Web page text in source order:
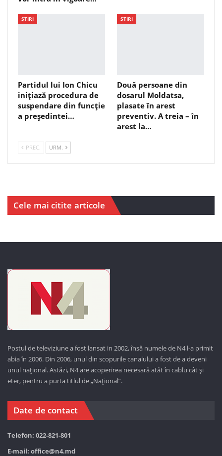
STIRI
Partidul lui Ion Chicu
inițiază procedura de
suspendare din funcție
a președintei…
STIRI
Două persoane din
dosarul Moldatsa,
plasate în arest
preventiv. A treia – în
arest la…
PREC. URM.
Cele mai citite articole
Postul de televiziune a fost lansat in 2002, însă numele de N4 l-a primit
abia în 2006. Din 2006, unul din scopurile canalului a fost de a deveni
unul național. Astăzi, N4 are acoperirea necesară atât în cablu cât și
eter, pentru a purta titlul de „Național”.
Date de contact
Telefon: 022-821-801
E-mail: office@n4.md